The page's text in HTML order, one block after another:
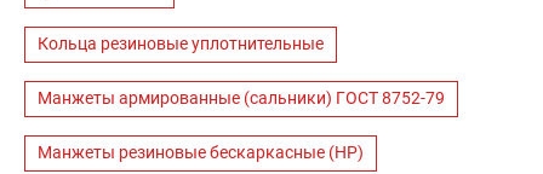
Кольца резиновые уплотнительные
Манжеты армированные (сальники) ГОСТ 8752-79
Манжеты резиновые бескаркасные (НР)